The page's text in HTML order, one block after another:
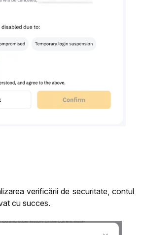
verificării de securitate, contul
cu succes.